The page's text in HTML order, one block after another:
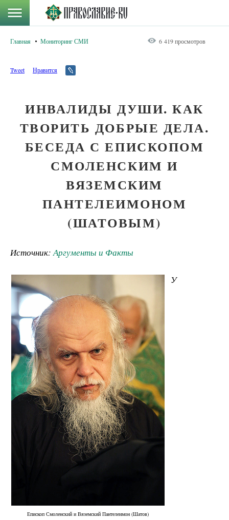
Главная Мониторинг СМИ 6 419 просмотров
Tweet Нравится
ИНВАЛИДЫ ДУШИ. КАК
ТВОРИТЬ ДОБРЫЕ ДЕЛА.
БЕСЕДА С ЕПИСКОПОМ
СМОЛЕНСКИМ И
ВЯЗЕМСКИМ
ПАНТЕЛЕИМОНОМ
(ШАТОВЫМ)
Источник:Аргументы и Факты
Епископ Смоленский и Вяземский Пантелеимон (Шатов)
У